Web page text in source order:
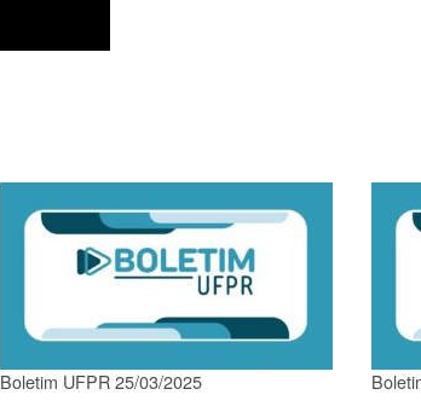
Boletim UFPR 25/03/2025